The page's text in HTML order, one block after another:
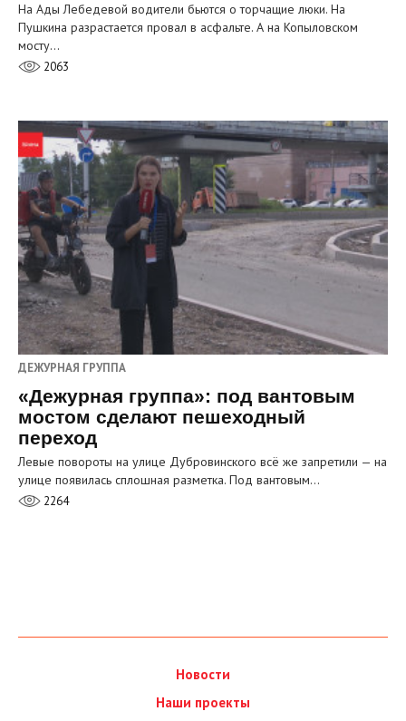
На Ады Лебедевой водители бьются о торчащие люки. На
Пушкина разрастается провал в асфальте. А на Копыловском
мосту…
2063
ДЕЖУРНАЯ ГРУППА
«Дежурная группа»: под вантовым
мостом сделают пешеходный
переход
Левые повороты на улице Дубровинского всё же запретили — на
улице появилась сплошная разметка. Под вантовым…
2264
Новости
Наши проекты